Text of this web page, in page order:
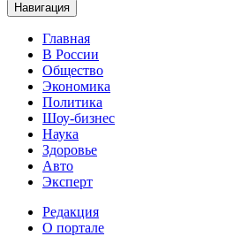
Навигация
Главная
В России
Общество
Экономика
Политика
Шоу-бизнес
Наука
Здоровье
Авто
Эксперт
Редакция
О портале